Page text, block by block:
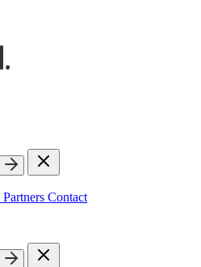
Partners Contact